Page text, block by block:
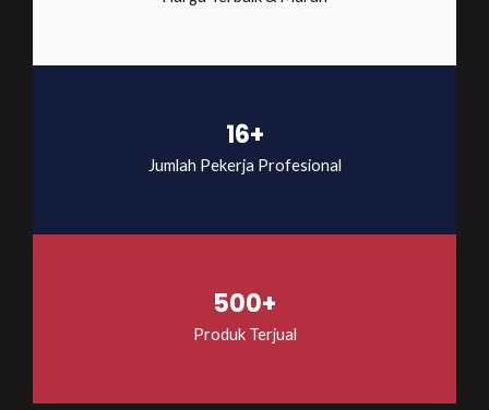
16+
Jumlah Pekerja Profesional
500+
Produk Terjual